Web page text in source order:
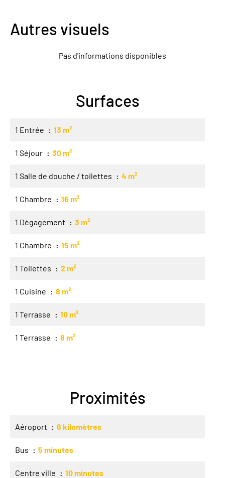
Autres visuels
Pas d'informations disponibles
Surfaces
1 Entrée 13 m²
1 Séjour 30 m²
1 Salle de douche / toilettes 4 m²
1 Chambre 16 m²
1 Dégagement 3 m²
1 Chambre 15 m²
1 Toilettes 2 m²
1 Cuisine 8 m²
1 Terrasse 10 m²
1 Terrasse 8 m²
Proximités
Aéroport 6 kilomètres
Bus 5 minutes
Centre ville 10 minutes